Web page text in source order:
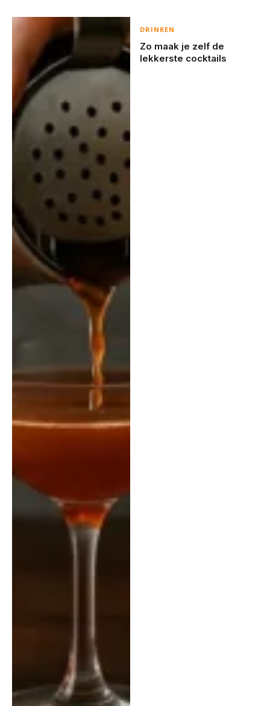
DRINKEN
Zo maak je zelf de
lekkerste cocktails